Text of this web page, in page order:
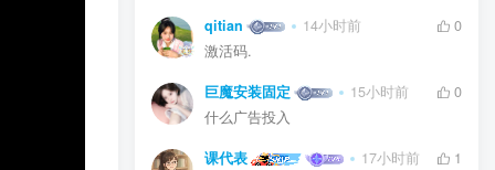
qitian 14小时前
0
激活码.
巨魔安装固定 15小时前
0
什么广告投入
课代表 17小时前
1